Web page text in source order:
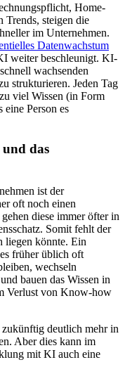
Home-
Trends, steigen die
im Unternehmen.
Datenwachstum
weiter beschleunigt. KI-
wachsenden
strukturieren. Jeden Tag
viel Wissen (in Form
Person es
das
ist der
oft noch einen
diese immer öfter in
Somit fehlt der
könnte. Ein
früher üblich oft
wechseln
bauen das Wissen in
Verlust von Know-how
deutlich mehr in
Aber dies kann im
mit KI auch eine